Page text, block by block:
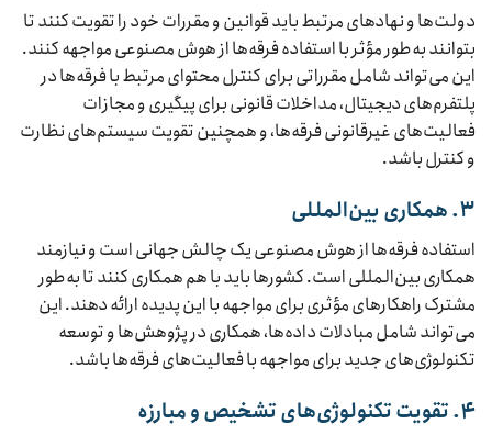
دولت‌ها و نهادهای مرتبط باید قوانین و مقررات خود را تقویت کنند تا
بتوانند به‌طور مؤثر با استفاده فرقه‌ها از هوش مصنوعی مواجهه کنند.
این می‌تواند شامل مقرراتی برای کنترل محتوای مرتبط با فرقه‌ها در
پلتفرم‌های دیجیتال، مداخلات قانونی برای پیگیری و مجازات
فعالیت‌های غیرقانونی فرقه‌ها، و همچنین تقویت سیستم‌های نظارت
و کنترل باشد.
۳. همکاری بین‌المللی
استفاده فرقه‌ها از هوش مصنوعی یک چالش جهانی است و نیازمند
همکاری بین‌المللی است. کشورها باید با هم همکاری کنند تا به‌طور
مشترک راهکارهای مؤثری برای مواجهه با این پدیده ارائه دهند. این
می‌تواند شامل مبادلات داده‌ها، همکاری در پژوهش‌ها و توسعه
تکنولوژی‌های جدید برای مواجهه با فعالیت‌های فرقه‌ها باشد.
۴. تقویت تکنولوژی‌های تشخیص و مبارزه